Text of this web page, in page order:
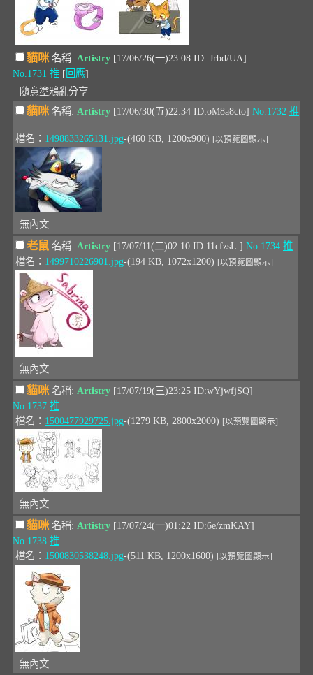
貓咪 名稱: Artistry [17/06/26(一)23:08 ID:.Jrbd/UA]
No.1731 推 [回應]
隨意塗鴉亂分享
貓咪 名稱: Artistry [17/06/30(五)22:34 ID:oM8a8cto] No.1732 推
檔名： 1498833265131.jpg-(460 KB, 1200x900) [以預覽圖顯示]
無內文
老鼠 名稱: Artistry [17/07/11(二)02:10 ID:11cfzsL.] No.1734 推
檔名： 1499710226901.jpg-(194 KB, 1072x1200) [以預覽圖顯示]
無內文
貓咪 名稱: Artistry [17/07/19(三)23:25 ID:wYjwfjSQ]
No.1737 推
檔名： 1500477929725.jpg-(1279 KB, 2800x2000) [以預覽圖顯示]
無內文
貓咪 名稱: Artistry [17/07/24(一)01:22 ID:6e/zmKAY]
No.1738 推
檔名： 1500830538248.jpg-(511 KB, 1200x1600) [以預覽圖顯示]
無內文